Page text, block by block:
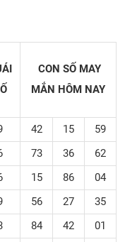
CON SỐ MAY
MẮN HÔM NAY
42 15
59
73 36 62
15 86
04
56 27 35
84 42 01